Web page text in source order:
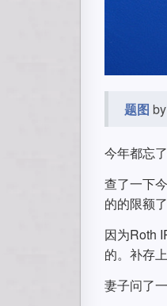
题图 by
今年都忘
查了一下
的的限额
因为Roth
的。补存
妻子问了